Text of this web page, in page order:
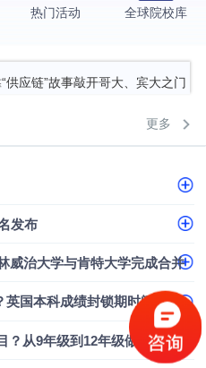
热门活动 全球院校库
学背景，成功斩获英国名校多份
供应链”故事敲开哥大、宾大之门
院UCL录取案例解析
公共事务硕士录取
菲尔德：低均分逆袭QS百强金
更多
发布
威治大学与肯特大学完成合并
2026 UCAS Embargo是什么？英国本科成绩封锁期时间、影响及应对指南
国际高中学生如何规划竞赛项目？从9年级到12年级做好本科申请布局